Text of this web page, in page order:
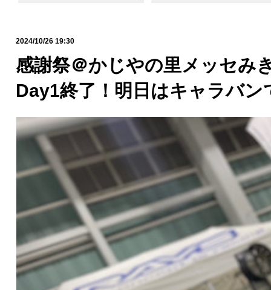
2024/10/26 19:30
感謝祭＠かじやの里メッセみ
Day1終了！明日はキャラバン